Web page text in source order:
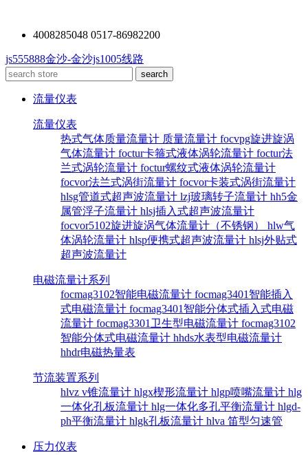
4008285048 0517-86982200
js555888金沙-金沙js1005线路
流量仪表
流量仪表
热式气体质量流量计 质量流量计 focvpg旋进旋涡
气体流量计 foctur卡箍式液体涡轮流量计 foctur法
兰式涡轮流量计 foctur螺纹式液体涡轮流量计
focvor法兰式涡街流量计 focvor卡装式涡街流量计
hlsg管道式超声波流量计 lzj玻璃转子流量计 hh5金
属管浮子流量计 hlsj插入式超声波流量计
focvor5102旋进旋涡气体流量计（不锈钢） hlw气
体涡轮流量计 hlsp便携式超声波流量计 hlsj外贴式
超声波流量计
电磁流量计系列
focmag3102智能电磁流量计 focmag3401智能插入
式电磁流量计 focmag3401智能分体式插入式电磁
流量计 focmag3301卫生型电磁流量计 focmag3102
智能分体式电磁流量计 hhds水表型电磁流量计
hhdr电磁热量表
节流装置系列
hlvz v锥流量计 hlgx楔形流量计 hlgp喷嘴流量计 hlg
一体化孔板流量计 hlg一体化多孔平衡流量计 hlgd-
ph平衡流量计 hlgk孔板流量计 hlva 笛型匀速管
压力仪表